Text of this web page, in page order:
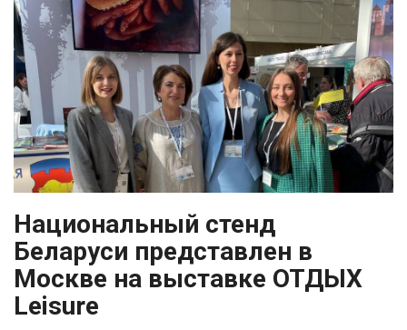
Национальный стенд
Беларуси представлен в
Москве на выставке ОТДЫХ
Leisure